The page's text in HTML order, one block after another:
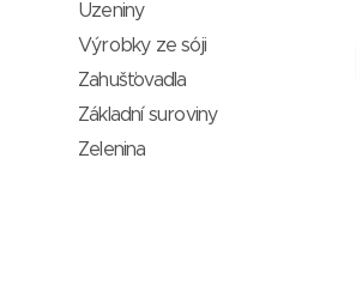
Uzeniny
Výrobky ze sóji
Zahušťovadla
Základní suroviny
Zelenina